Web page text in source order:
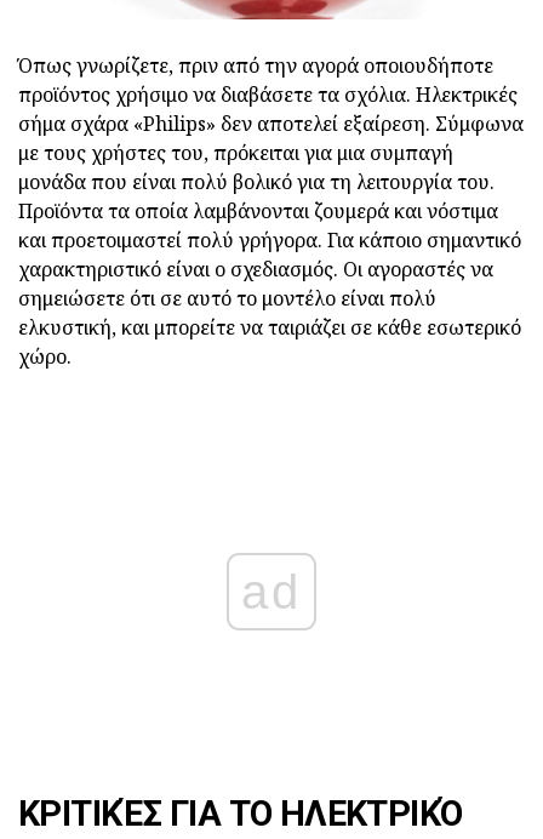
Όπως γνωρίζετε, πριν από την αγορά οποιουδήποτε
προϊόντος χρήσιμο να διαβάσετε τα σχόλια. Ηλεκτρικές
σήμα σχάρα «Philips» δεν αποτελεί εξαίρεση. Σύμφωνα
με τους χρήστες του, πρόκειται για μια συμπαγή
μονάδα που είναι πολύ βολικό για τη λειτουργία του.
Προϊόντα τα οποία λαμβάνονται ζουμερά και νόστιμα
και προετοιμαστεί πολύ γρήγορα. Για κάποιο σημαντικό
χαρακτηριστικό είναι ο σχεδιασμός. Οι αγοραστές να
σημειώσετε ότι σε αυτό το μοντέλο είναι πολύ
ελκυστική, και μπορείτε να ταιριάζει σε κάθε εσωτερικό
χώρο.
ad
ΚΡΙΤΙΚΈΣ ΓΙΑ ΤΟ ΗΛΕΚΤΡΙΚΌ